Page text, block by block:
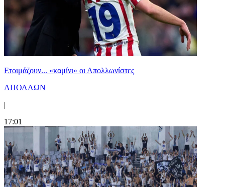
Ετοιμάζουν... «καμίνι» οι Απολλωνίστες
ΑΠΟΛΛΩΝ
|
17:01